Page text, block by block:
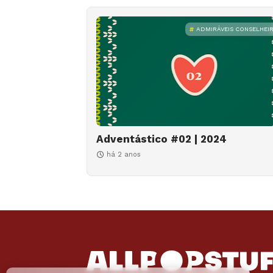
ADMIRÁVEIS
Adventástico #02 | 2024
há 2 anos